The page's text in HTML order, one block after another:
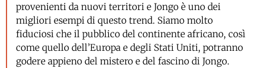
provenienti da nuovi territori e Jongo è uno dei
migliori esempi di questo trend. Siamo molto
fiduciosi che il pubblico del continente africano, così
come quello dell’Europa e degli Stati Uniti, potranno
godere appieno del mistero e del fascino di Jongo.